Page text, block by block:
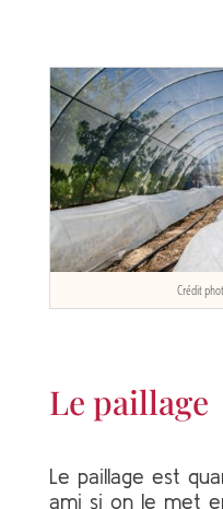
Crédit
Le paillage
Le paillage est
ami si on le met